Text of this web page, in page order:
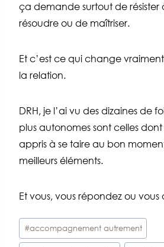
ça demande surtout de résister
résoudre ou de maîtriser.
Et c’est ce qui change
la relation.
DRH, je l’ai vu des dizaines de
plus autonomes sont celles
appris à se taire au bon
meilleurs éléments.
Et vous, vous répondez ou vous
Étiquettes
de
#accompagnement autrement